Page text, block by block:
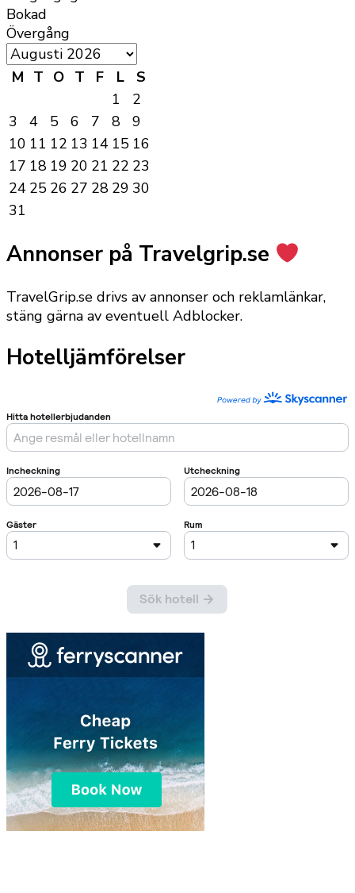
Bokad
Övergång
M T O T F L
S
1
2
3
4 5 6 7 8
9
10 11 12 13 14 15 16
17 18 19 20 21 22 23
24 25 26 27 28 29 30
31
Annonser på Travelgrip.se
TravelGrip.se drivs av annonser och reklamlänkar,
stäng gärna av eventuell Adblocker.
Hotelljämförelser